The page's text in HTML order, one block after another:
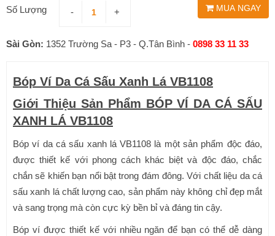
Số Lượng - + MUA NGAY
Sài Gòn: 1352 Trường Sa - P3 - Q.Tân Bình - 0898 33 11 33
Bóp Ví Da Cá Sấu Xanh Lá VB1108
Giới Thiệu Sản Phẩm BÓP VÍ DA CÁ SẤU
XANH LÁ VB1108
Bóp ví da cá sấu xanh lá VB1108 là một sản phẩm độc đáo,
được thiết kế với phong cách khác biệt và độc đáo, chắc
chắn sẽ khiến bạn nổi bật trong đám đông. Với chất liệu da cá
sấu xanh lá chất lượng cao, sản phẩm này không chỉ đẹp mắt
và sang trọng mà còn cực kỳ bền bỉ và đáng tin cậy.
Bóp ví được thiết kế với nhiều ngăn để bạn có thể dễ dàng